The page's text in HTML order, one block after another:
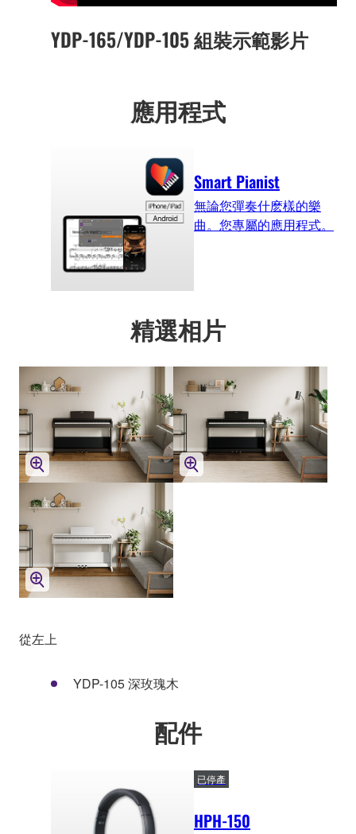
YDP-165/YDP-105 組裝示範影片
應用程式
Smart Pianist
無論您彈奏什麽樣的樂
曲。您專屬的應用程式。
精選相片
從左上
YDP-105 深玫瑰木
配件
HPH-150
已停產